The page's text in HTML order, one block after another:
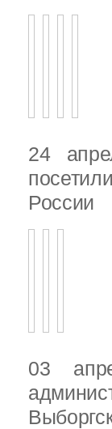
24
России
03